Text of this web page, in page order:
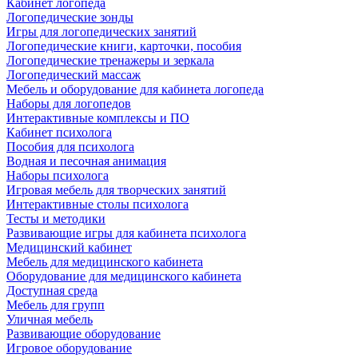
Кабинет логопеда
Логопедические зонды
Игры для логопедических занятий
Логопедические книги, карточки, пособия
Логопедические тренажеры и зеркала
Логопедический массаж
Мебель и оборудование для кабинета логопеда
Наборы для логопедов
Интерактивные комплексы и ПО
Кабинет психолога
Пособия для психолога
Водная и песочная анимация
Наборы психолога
Игровая мебель для творческих занятий
Интерактивные столы психолога
Тесты и методики
Развивающие игры для кабинета психолога
Медицинский кабинет
Мебель для медицинского кабинета
Оборудование для медицинского кабинета
Доступная среда
Мебель для групп
Уличная мебель
Развивающие оборудование
Игровое оборудование